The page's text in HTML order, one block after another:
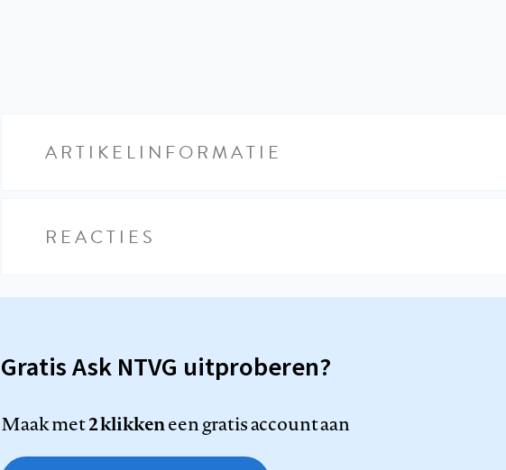
ARTIKELINFORMATIE
REACTIES
Gratis Ask NTVG uitproberen?
Maak met2 klikkeneen gratis account aan